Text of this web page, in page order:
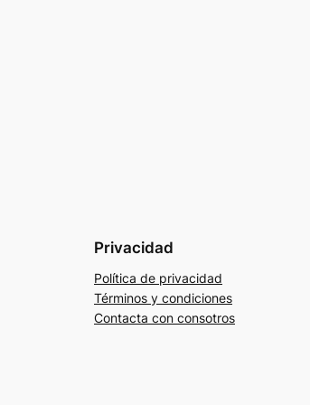
Privacidad
Política de privacidad
Términos y condiciones
Contacta con consotros